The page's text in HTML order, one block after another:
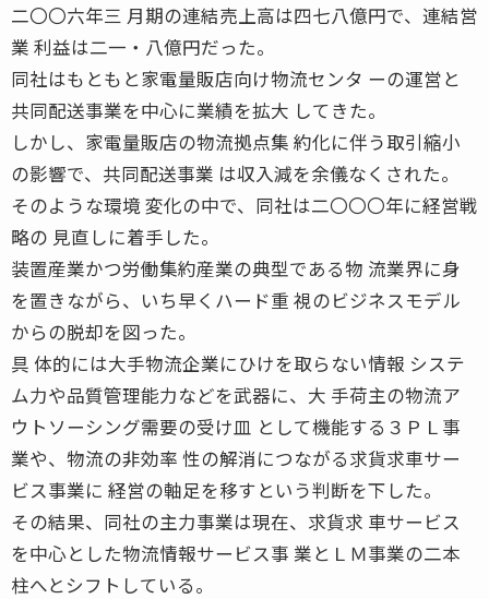
二〇〇六年三 月期の連結売上高は四七八億円で、連結営
業 利益は二一・八億円だった。
同社はもともと家電量販店向け物流センタ ーの運営と
共同配送事業を中心に業績を拡大 してきた。
しかし、家電量販店の物流拠点集 約化に伴う取引縮小
の影響で、共同配送事業 は収入減を余儀なくされた。
そのような環境 変化の中で、同社は二〇〇〇年に経営戦
略の 見直しに着手した。
装置産業かつ労働集約産業の典型である物 流業界に身
を置きながら、いち早くハード重 視のビジネスモデル
からの脱却を図った。
具 体的には大手物流企業にひけを取らない情報 システ
ム力や品質管理能力などを武器に、大 手荷主の物流ア
ウトソーシング需要の受け皿 として機能する３ＰＬ事
業や、物流の非効率 性の解消につながる求貨求車サー
ビス事業に 経営の軸足を移すという判断を下した。
その結果、同社の主力事業は現在、求貨求 車サービス
を中心とした物流情報サービス事 業とＬＭ事業の二本
柱へとシフトしている。